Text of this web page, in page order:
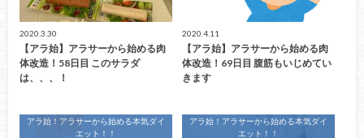
2020.3.30
【アラ始】アラサーから始める肉
体改造！58日目 このサラダ
は、、、！
2020.4.11
【アラ始】アラサーから始める肉
体改造！69日目 腹筋もいじめてい
きます
アラ始！アラサーから始める本気ダイ
エット！！
アラ始！アラサーから始める本気ダイ
エット！！